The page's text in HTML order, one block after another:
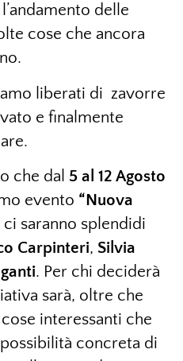
delle
cose che ancora
liberati di zavorre
e finalmente
che dal 5 al 12 Agosto
evento “Nuova
saranno splendidi
Carpinteri, Silvia
. Per chi deciderà
sarà, oltre che
interessanti che
concreta di